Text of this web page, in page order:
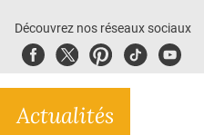
E-REVUE SAD
THÉMA
Découvrez nos réseaux sociaux
FacebookTwitterPinterest
TiktokYoubute
Actualités